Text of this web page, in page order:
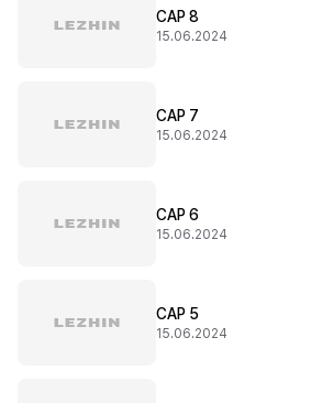
CAP 8
15.06.2024
CAP 7
15.06.2024
CAP 6
15.06.2024
CAP 5
15.06.2024